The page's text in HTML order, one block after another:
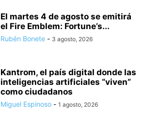
El martes 4 de agosto se emitirá
el Fire Emblem: Fortune’s...
Rubén Bonete - 3 agosto, 2026
Kantrom, el país digital donde las
inteligencias artificiales “viven”
como ciudadanos
Miguel Espinoso - 1 agosto, 2026